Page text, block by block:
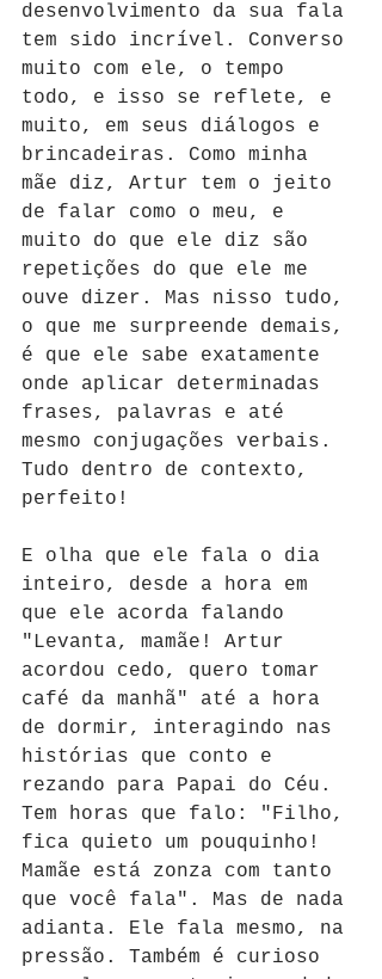
desenvolvimento da sua fala
tem sido incrível. Converso
muito com ele, o tempo
todo, e isso se reflete, e
muito, em seus diálogos e
brincadeiras. Como minha
mãe diz, Artur tem o jeito
de falar como o meu, e
muito do que ele diz são
repetições do que ele me
ouve dizer. Mas nisso tudo,
o que me surpreende demais,
é que ele sabe exatamente
onde aplicar determinadas
frases, palavras e até
mesmo conjugações verbais.
Tudo dentro de contexto,
perfeito!
E olha que ele fala o dia
inteiro, desde a hora em
que ele acorda falando
"Levanta, mamãe! Artur
acordou cedo, quero tomar
café da manhã" até a hora
de dormir, interagindo nas
histórias que conto e
rezando para Papai do Céu.
Tem horas que falo: "Filho,
fica quieto um pouquinho!
Mamãe está zonza com tanto
que você fala". Mas de nada
adianta. Ele fala mesmo, na
pressão. Também é curioso